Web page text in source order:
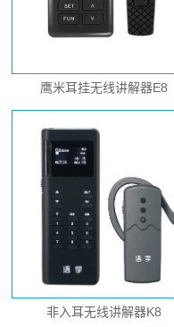
鹰米耳挂无线讲解器E8
非入耳无线讲解器K8